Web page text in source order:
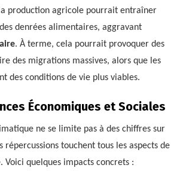
production agricole pourrait entraîner
denrées alimentaires, aggravant
. À terme, cela pourrait provoquer des
des migrations massives, alors que les
des conditions de vie plus viables.
Économiques et Sociales
ne se limite pas à des chiffres sur
répercussions touchent tous les aspects de
Voici quelques impacts concrets :